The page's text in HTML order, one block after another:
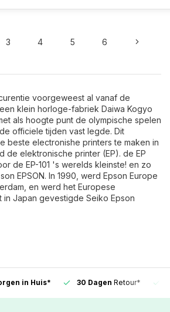
3 4 5 6
voorgeweest al vanaf de
klein horloge-fabriek Daiwa Kogyo
als hoogte punt de olympische spelen
officiele tijden vast legde. Dit
beste electronishe printers te maken in
de elektronische printer (EP). de EP
de EP-101 's werelds kleinste! en zo
EPSON. In 1990, werd Epson Europe
en werd het Europese
Japan gevestigde Seiko Epson
in Huis* 30 Dagen Retour*